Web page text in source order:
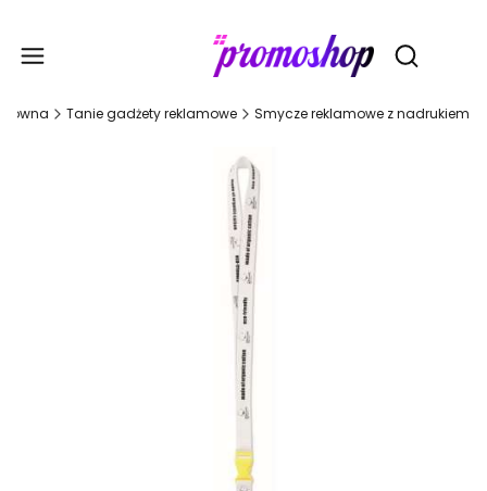
Otwórz
Tanie gadżety reklamowe Smycze reklamowe z nadrukiem